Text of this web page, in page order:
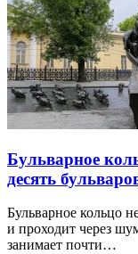
Бульварное
десять
Бульварное кольцо
и проходит через
занимает почти…